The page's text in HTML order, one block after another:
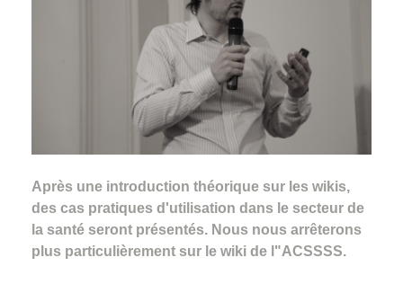
Après une introduction théorique sur les wikis,
des cas pratiques d'utilisation dans le secteur de
la santé seront présentés. Nous nous arrêterons
plus particulièrement sur le wiki de l"ACSSSS.